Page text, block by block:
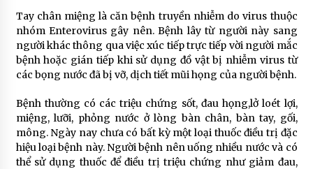
Đau dạ dày uống gì để nhanh khỏi bệnh
4 năm ago
Dạ dày là gì? Cấu tạo của dạ dày như thế nào?
Thuốc trị đau dạ dày Kowa có tốt không?
4 năm ago
Tay chân miệng là căn bệnh truyền nhiễm do virus thuộc
nhóm Enterovirus gây nên. Bệnh lây từ người này sang
người khác thông qua việc xúc tiếp trực tiếp vời người mắc
bệnh hoặc gián tiếp khi sử dụng đồ vật bị nhiễm virus từ
các bọng nước đã bị vỡ, dịch tiết mũi họng của người bệnh.
Bệnh thường có các triệu chứng sốt, đau họng,lở loét lợi,
miệng, lưỡi, phỏng nước ở lòng bàn chân, bàn tay, gối,
mông. Ngày nay chưa có bất kỳ một loại thuốc điều trị đặc
hiệu loại bệnh này. Người bệnh nên uống nhiều nước và có
thể sử dụng thuốc để điều trị triệu chứng như giảm đau,